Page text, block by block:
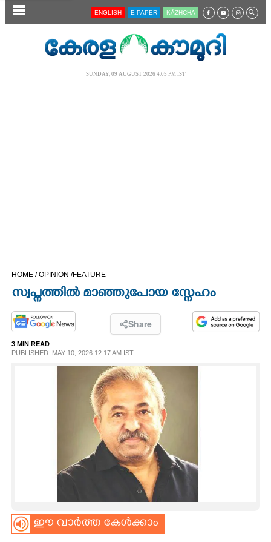
SECTIONS
OPINION
PHOTOS
ASTRO
ENGLISH E-PAPER KĀZHCHA
SUNDAY, 09 AUGUST 2026 4.05 PM IST
HOME /OPINION /FEATURE
സ്വപ്നത്തിൽ മാഞ്ഞുപോയ സ്നേഹം
Share
3 MIN READ
PUBLISHED: MAY 10, 2026 12:17 AM IST
ഈ വാർത്ത കേൾക്കാം